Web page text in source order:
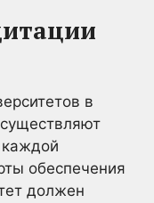
в
каждой
обеспечения
должен